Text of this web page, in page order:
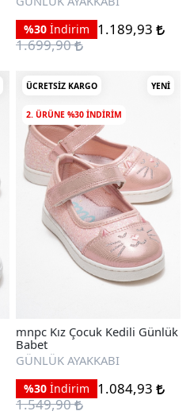
%30 İndirim
1.189,93
1.699,90
ÜCRETSIZ KARGO YENI
2. ÜRÜNE %30 INDIRIM
mnpc Kız Çocuk Kedili Günlük
Babet
GÜNLÜK AYAKKABI
%30 İndirim
1.084,93
1.549,90